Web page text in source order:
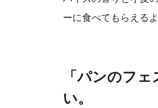
ーに食べてもらえる
「パンのフ
い。